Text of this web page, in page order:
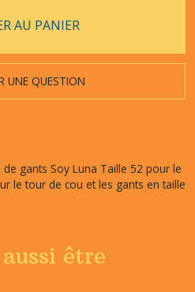
AU PANIER
UNE QUESTION
gants Soy Luna Taille 52 pour le
le tour de cou et les gants en taille
être